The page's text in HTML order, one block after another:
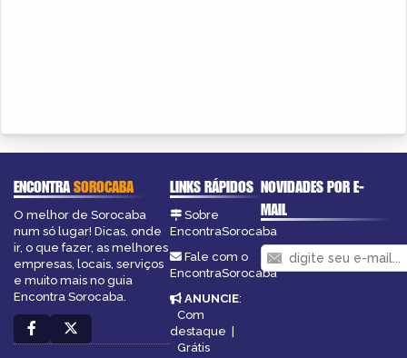
ENCONTRASOROCABA
O melhor de Sorocaba
num só lugar! Dicas, onde
ir, o que fazer, as melhores
empresas, locais, serviços
e muito mais no guia
Encontra Sorocaba.
LINKS RÁPIDOS
Sobre
EncontraSorocaba
Fale com o
EncontraSorocaba
ANUNCIE:
Com
destaque |
Grátis
NOVIDADES POR E-
MAIL